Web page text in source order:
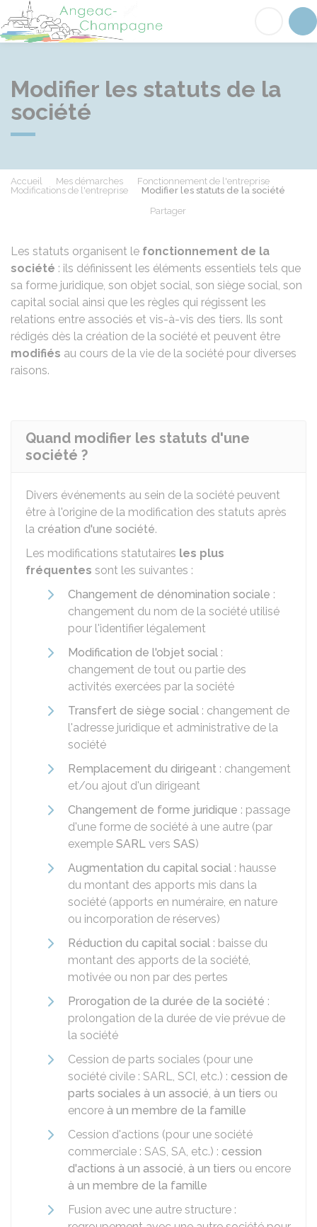
Angeac-Champagne
Modifier les statuts de la
société
Accueil Mes démarches
Fonctionnement de l'entreprise
Modifications de l'entreprise
Modifier les statuts de la société
Partager
Les statuts organisent le fonctionnement de la
société : ils définissent les éléments essentiels tels que
sa forme juridique, son objet social, son siège social, son
capital social ainsi que les règles qui régissent les
relations entre associés et vis-à-vis des tiers. Ils sont
rédigés dès la création de la société et peuvent être
modifiés au cours de la vie de la société pour diverses
raisons.
Quand modifier les statuts d'une
société ?
Divers événements au sein de la société peuvent
être à l'origine de la modification des statuts après
la création d'une société.
Les modifications statutaires les plus
fréquentes sont les suivantes :
Changement de dénomination sociale :
changement du nom de la société utilisé
pour l'identifier légalement
Modification de l'objet social :
changement de tout ou partie des
activités exercées par la société
Transfert de siège social : changement de
l'adresse juridique et administrative de la
société
Remplacement du dirigeant : changement
et/ou ajout d'un dirigeant
Changement de forme juridique : passage
d'une forme de société à une autre (par
exemple SARL vers SAS)
Augmentation du capital social : hausse
du montant des apports mis dans la
société (apports en numéraire, en nature
ou incorporation de réserves)
Réduction du capital social : baisse du
montant des apports de la société,
motivée ou non par des pertes
Prorogation de la durée de la société :
prolongation de la durée de vie prévue de
la société
Cession de parts sociales (pour une
société civile : SARL, SCI, etc.) : cession de
parts sociales à un associé, à un tiers ou
encore à un membre de la famille
Cession d'actions (pour une société
commerciale : SAS, SA, etc.) : cession
d'actions à un associé, à un tiers ou encore
à un membre de la famille
Fusion avec une autre structure :